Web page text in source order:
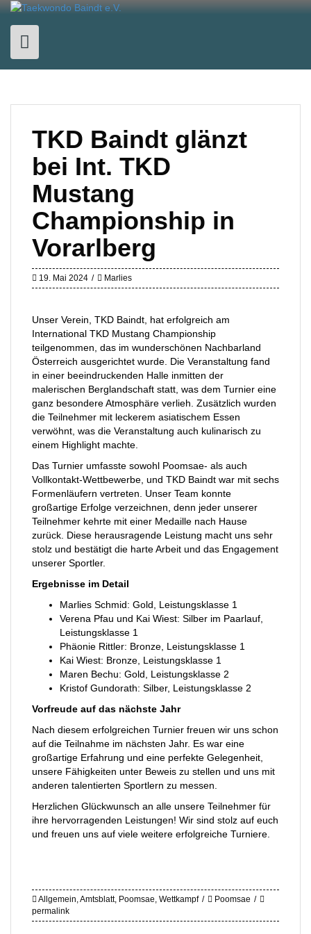
Skip
content
TKD Baindt glänzt
bei Int. TKD
Mustang
Championship in
Vorarlberg
19. Mai 2024 Marlies
Unser Verein, TKD Baindt, hat erfolgreich am
International TKD Mustang Championship
teilgenommen, das im wunderschönen Nachbarland
Österreich ausgerichtet wurde. Die Veranstaltung fand
in einer beeindruckenden Halle inmitten der
malerischen Berglandschaft statt, was dem Turnier eine
ganz besondere Atmosphäre verlieh. Zusätzlich wurden
die Teilnehmer mit leckerem asiatischem Essen
verwöhnt, was die Veranstaltung auch kulinarisch zu
einem Highlight machte.
Das Turnier umfasste sowohl Poomsae- als auch
Vollkontakt-Wettbewerbe, und TKD Baindt war mit sechs
Formenläufern vertreten. Unser Team konnte
großartige Erfolge verzeichnen, denn jeder unserer
Teilnehmer kehrte mit einer Medaille nach Hause
zurück. Diese herausragende Leistung macht uns sehr
stolz und bestätigt die harte Arbeit und das Engagement
unserer Sportler.
Ergebnisse im Detail
Marlies Schmid: Gold, Leistungsklasse 1
Verena Pfau und Kai Wiest: Silber im Paarlauf,
Leistungsklasse 1
Phäonie Rittler: Bronze, Leistungsklasse 1
Kai Wiest: Bronze, Leistungsklasse 1
Maren Bechu: Gold, Leistungsklasse 2
Kristof Gundorath: Silber, Leistungsklasse 2
Vorfreude auf das nächste Jahr
Nach diesem erfolgreichen Turnier freuen wir uns schon
auf die Teilnahme im nächsten Jahr. Es war eine
großartige Erfahrung und eine perfekte Gelegenheit,
unsere Fähigkeiten unter Beweis zu stellen und uns mit
anderen talentierten Sportlern zu messen.
Herzlichen Glückwunsch an alle unsere Teilnehmer für
ihre hervorragenden Leistungen! Wir sind stolz auf euch
und freuen uns auf viele weitere erfolgreiche Turniere.
Allgemein,Amtsblatt, Poomsae, Wettkampf
Poomsae
permalink